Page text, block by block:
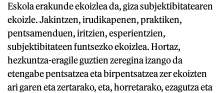
Eskola erakunde ekoizlea da, giza subjektibitatearen
ekoizle. Jakintzen, irudikapenen, praktiken,
pentsamenduen, iritzien, esperientzien,
subjektibitateen funtsezko ekoizlea. Hortaz,
hezkuntza-eragile guztien zeregina izango da
etengabe pentsatzea eta birpentsatzea zer ekoizten
ari garen eta zertarako, eta, horretarako, ezagutza eta